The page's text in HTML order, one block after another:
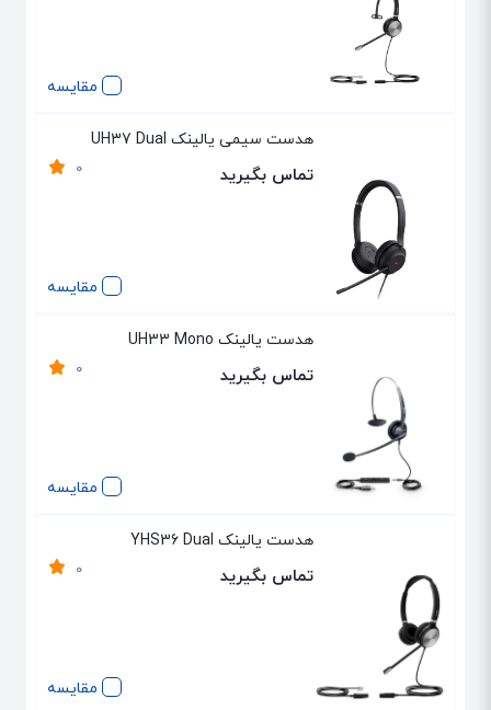
مقایسه
مقایسه
هدست سیمی یالینک UH37 Dual
0 تماس بگیرید
مقایسه
هدست یالینک UH33 Mono
0 تماس بگیرید
مقایسه
هدست یالینک YHS36 Dual
0 تماس بگیرید